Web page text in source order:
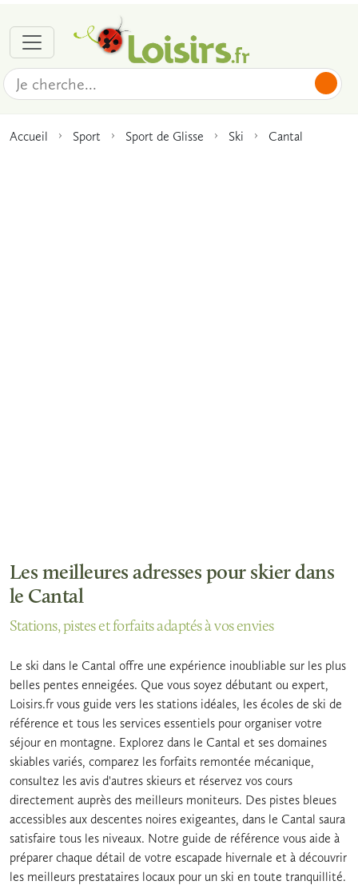
Accueil Sport Sport de Glisse Ski Cantal
Les meilleures adresses pour skier dans
le Cantal
Stations, pistes et forfaits adaptés à vos envies
Le ski dans le Cantal offre une expérience inoubliable sur les plus
belles pentes enneigées. Que vous soyez débutant ou expert,
Loisirs.fr vous guide vers les stations idéales, les écoles de ski de
référence et tous les services essentiels pour organiser votre
séjour en montagne. Explorez dans le Cantal et ses domaines
skiables variés, comparez les forfaits remontée mécanique,
consultez les avis d'autres skieurs et réservez vos cours
directement auprès des meilleurs moniteurs. Des pistes bleues
accessibles aux descentes noires exigeantes, dans le Cantal saura
satisfaire tous les niveaux. Notre guide de référence vous aide à
préparer chaque détail de votre escapade hivernale et à découvrir
les meilleurs prestataires locaux pour un ski en toute tranquillité.